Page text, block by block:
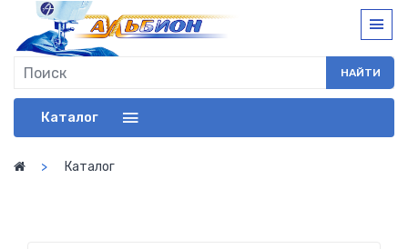
НАЙТИ
Каталог
Каталог